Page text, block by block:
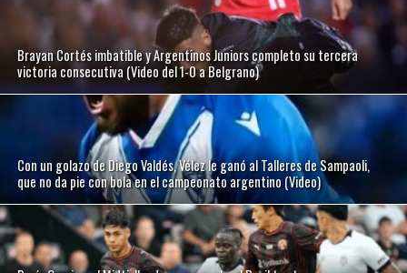
Brayan Cortés imbatible y Argentinos Juniors completo su tercera
victoria consecutiva (Video del 1-0 a Belgrano)
Con un golazo de Diego Valdés, Vélez le ganó al Talleres de Sampaoli,
que no da pie con bola en el campeonato argentino (Video)